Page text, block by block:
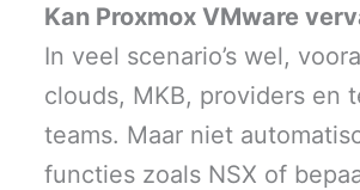
Kan Proxmox VMware
In veel scenario’s wel,
clouds, MKB, providers en
teams. Maar niet
functies zoals NSX of